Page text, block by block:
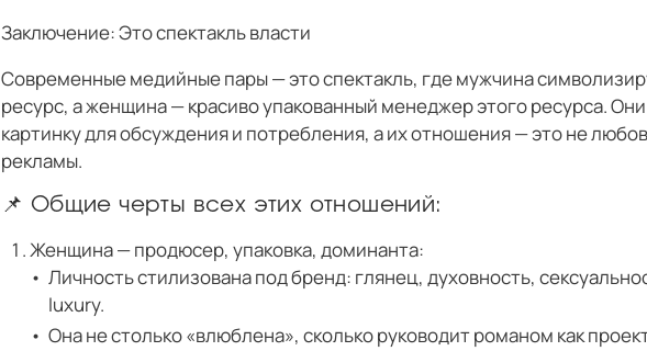
Заключение: Это спектакль власти
Современные медийные пары — это спектакль, где мужчина
ресурс, а женщина — красиво упакованный менеджер этого ресурса.
картинку для обсуждения и потребления, а их отношения — это не
рекламы.
📌 Общие черты всех этих отношений:
Женщина — продюсер, упаковка, доминанта:
Личность стилизована под бренд: глянец, духовность,
luxury.
Она не столько «влюблена», сколько руководит романом как